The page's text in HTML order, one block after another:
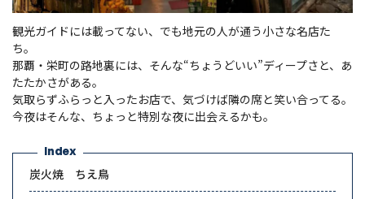
© 2025 LaniLani OKINAWA
観光ガイドには載ってない、でも地元の人が通う小さな名店た
ち。
那覇・栄町の路地裏には、そんな“ちょうどいい”ディープさと、あ
たたかさがある。
気取らずふらっと入ったお店で、気づけば隣の席と笑い合ってる。
今夜はそんな、ちょっと特別な夜に出会えるかも。
Index
炭火焼 ちえ鳥